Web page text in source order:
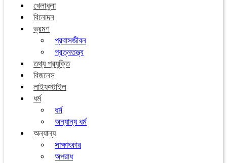
খেলাধুলা
বিনোদন
ভ্রমণ
প্রবাসজীবন
প্রত্নতত্ত্ব
তথ্য প্রযুক্তি
বিজনেস
লাইফস্টাইল
ধর্ম
ধর্ম
অন্যান্য ধর্ম
অন্যান্য
সাক্ষাৎকার
অপরাধ